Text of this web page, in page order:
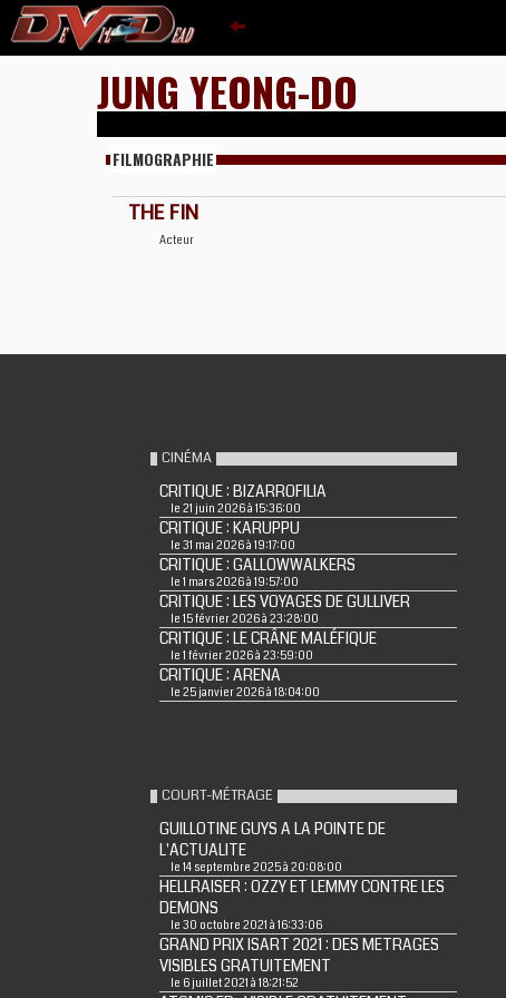
JUNG YEONG-DO
FILMOGRAPHIE
THE FIN
Acteur
CINÉMA
CRITIQUE : BIZARROFILIA
le 21 juin 2026 à 15:36:00
CRITIQUE : KARUPPU
le 31 mai 2026 à 19:17:00
CRITIQUE : GALLOWWALKERS
le 1 mars 2026 à 19:57:00
CRITIQUE : LES VOYAGES DE GULLIVER
le 15 février 2026 à 23:28:00
CRITIQUE : LE CRÂNE MALÉFIQUE
le 1 février 2026 à 23:59:00
CRITIQUE : ARENA
le 25 janvier 2026 à 18:04:00
COURT-MÉTRAGE
GUILLOTINE GUYS A LA POINTE DE
L'ACTUALITE
le 14 septembre 2025 à 20:08:00
HELLRAISER : OZZY ET LEMMY CONTRE LES
DEMONS
le 30 octobre 2021 à 16:33:06
GRAND PRIX ISART 2021 : DES METRAGES
VISIBLES GRATUITEMENT
le 6 juillet 2021 à 18:21:52